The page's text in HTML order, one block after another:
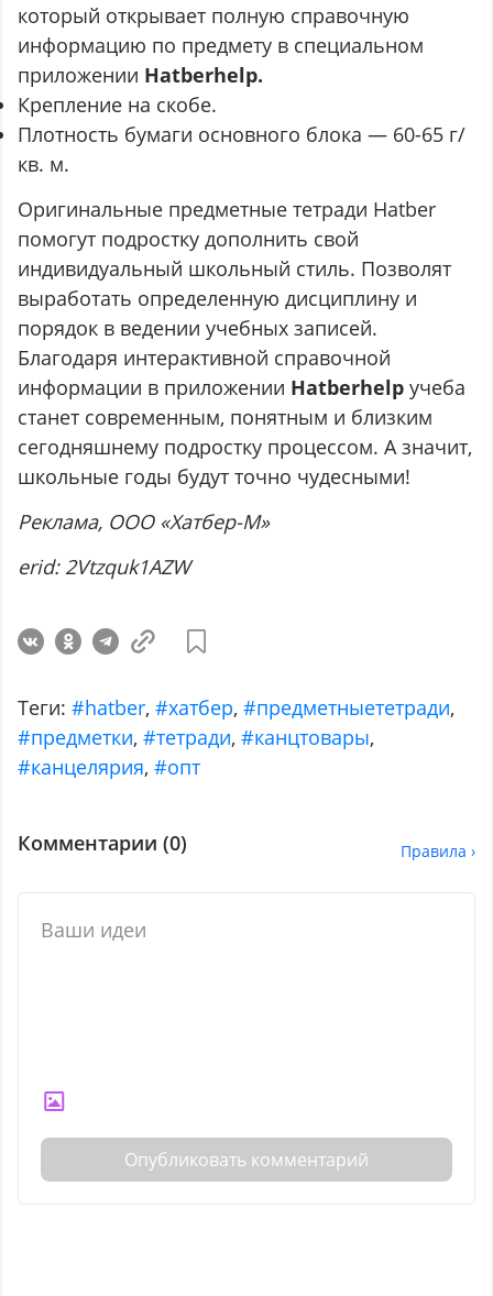
который открывает полную справочную
информацию по предмету в специальном
приложении Hatberhelp.
Крепление на скобе.
Плотность бумаги основного блока — 60-65 г/
кв. м.
Оригинальные предметные тетради Hatber
помогут подростку дополнить свой
индивидуальный школьный стиль. Позволят
выработать определенную дисциплину и
порядок в ведении учебных записей.
Благодаря интерактивной справочной
информации в приложении Hatberhelp учеба
станет современным, понятным и близким
сегодняшнему подростку процессом. А значит,
школьные годы будут точно чудесными!
Реклама, ООО «Хатбер-М»
erid: 2Vtzquk1AZW
Теги: #hatber,#хатбер,#предметныететради,
#предметки,#тетради,#канцтовары,
#канцелярия,#опт
Комментарии (0) Правила ›
Опубликовать комментарий